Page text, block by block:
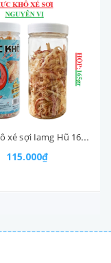
Mực khô xé sợi Iamg Hũ 165gr
115.000₫